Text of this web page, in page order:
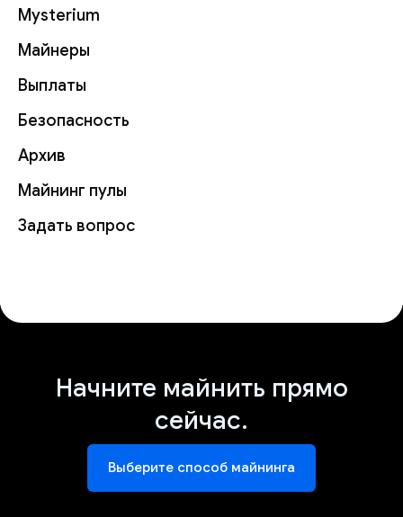
Mysterium
Майнеры
Выплаты
Безопасность
Архив
Майнинг пулы
Задать вопрос
Начните майнить прямо
сейчас.
Выберите способ майнинга